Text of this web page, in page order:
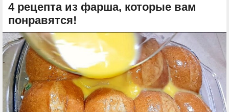
4 рецепта из фарша, которые вам
понравятся!